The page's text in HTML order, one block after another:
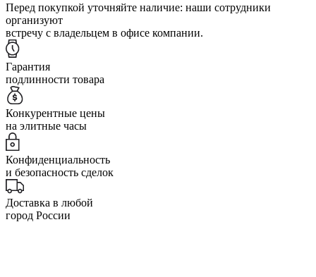
Перед покупкой уточняйте наличие: наши сотрудники
организуют
встречу с владельцем в офисе компании.
Гарантия
подлинности товара
Конкурентные цены
на элитные часы
Конфиденциальность
и безопасность сделок
Доставка в любой
город России